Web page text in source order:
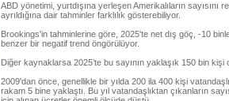
ABD yönetimi, yurtdışına yerleşen Amerikalıların
ayrıldığına dair tahminler farklılık gösterebiliyor.
Brookings'in tahminlerine göre, 2025'te net dış göç, -10
benzer bir negatif trend öngörülüyor.
Diğer kaynaklarsa 2025’te bu sayının yaklaşık 150 bin kişi
2009'dan önce, genellikle bir yılda 200 ila 400 kişi
rakam 5 bine yaklaştı. Bu yıl vatandaşlıktan çıkanların